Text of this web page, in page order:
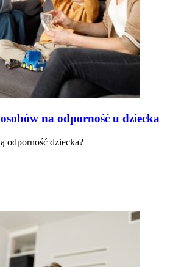
na odporność u dziecka
odporność dziecka?